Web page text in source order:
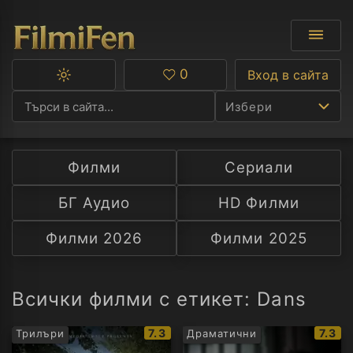
Избери
Ф
С
А
Превключване
тъмна
тема
Любими
0 Вход в сайта
Филми
Сериали
БГ Аудио
HD Филми
Филми 2026
Филми 2025
Всички филми с етикет: Dans
Трилъри
IMDb
рейтинг:
7.3 Драматични
IMDb
7.3